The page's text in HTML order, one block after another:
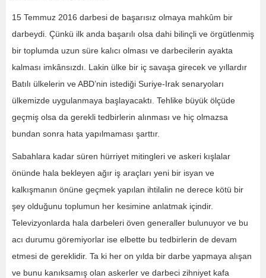
15 Temmuz 2016 darbesi de başarısız olmaya mahkûm bir
darbeydi. Çünkü ilk anda başarılı olsa dahi bilinçli ve örgütlenmiş
bir toplumda uzun süre kalıcı olması ve darbecilerin ayakta
kalması imkânsızdı. Lakin ülke bir iç savaşa girecek ve yıllardır
Batılı ülkelerin ve ABD’nin istediği Suriye-Irak senaryoları
ülkemizde uygulanmaya başlayacaktı. Tehlike büyük ölçüde
geçmiş olsa da gerekli tedbirlerin alınması ve hiç olmazsa
bundan sonra hata yapılmaması şarttır.
Sabahlara kadar süren hürriyet mitingleri ve askeri kışlalar
önünde hala bekleyen ağır iş araçları yeni bir isyan ve
kalkışmanın önüne geçmek yapılan ihtilalin ne derece kötü bir
şey olduğunu toplumun her kesimine anlatmak içindir.
Televizyonlarda hala darbeleri öven generaller bulunuyor ve bu
acı durumu göremiyorlar ise elbette bu tedbirlerin de devam
etmesi de gereklidir. Ta ki her on yılda bir darbe yapmaya alışan
ve bunu kanıksamış olan askerler ve darbeci zihniyet kafa